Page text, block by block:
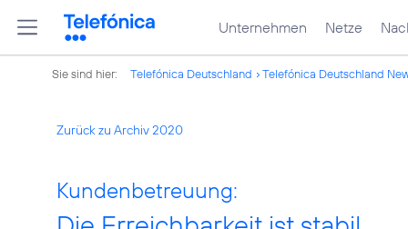
Unternehmen Netze
Sie sind hier: Telefónica Deutschland Telefónica Deutschland
Zurück zu Archiv 2020
Kundenbetreuung: